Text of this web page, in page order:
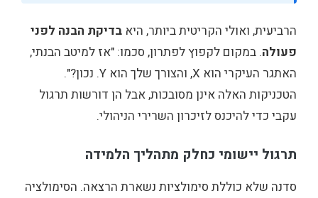
הרביעית, ואולי הקריטית ביותר, היא בדיקת הבנה לפני
פעולה. במקום לקפוץ לפתרון, סכמו: "אז למיטב הבנתי,
האתגר העיקרי הוא X, והצורך שלך הוא Y. נכון?".
הטכניקות האלה אינן מסובכות, אבל הן דורשות תרגול
עקבי כדי להיכנס לזיכרון השרירי הניהולי.
תרגול יישומי כחלק מתהליך הלמידה
סדנה שלא כוללת סימולציות נשארת הרצאה. הסימולציה